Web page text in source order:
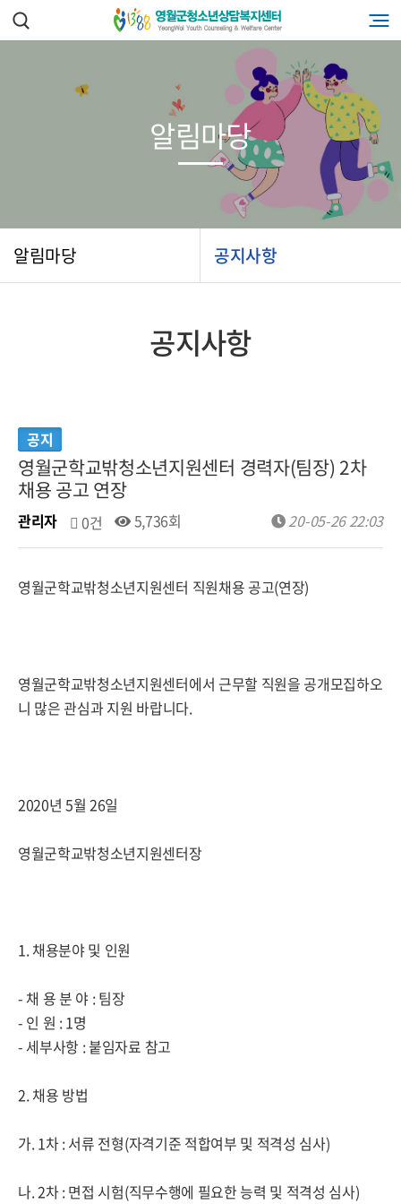
알림마당 공지사항
알림마당
공지사항
공지
영월군학교밖청소년지원센터 경력자(팀장) 2차
채용 공고 연장
관리자 0건 5,736회 20-05-26 22:03
영월군학교밖청소년지원센터 직원채용 공고(연장)
영월군학교밖청소년지원센터에서 근무할 직원을 공개모집하오
니 많은 관심과 지원 바랍니다.
2020년 5월 26일
영월군학교밖청소년지원센터장
1. 채용분야 및 인원
- 채 용 분 야 : 팀장
- 인 원 : 1명
- 세부사항 : 붙임자료 참고
2. 채용 방법
가. 1차 : 서류 전형(자격기준 적합여부 및 적격성 심사)
나. 2차 : 면접 시험(직무수행에 필요한 능력 및 적격성 심사)